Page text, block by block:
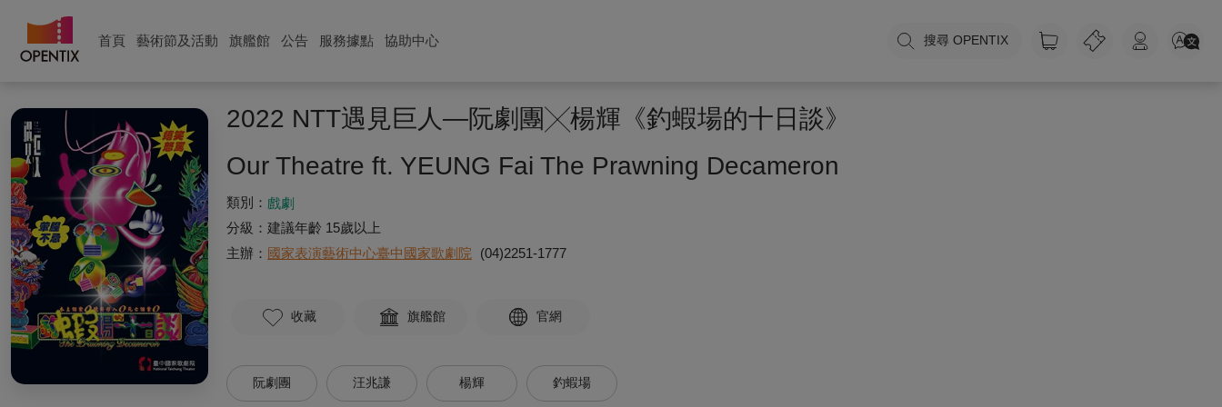
首頁 藝術節及活動 旗艦館 公告 服務據點 協助中心 搜尋 OPENTIX
2022 NTT遇見巨人—阮劇團╳楊輝《釣蝦場的十日談》
Our Theatre ft. YEUNG Fai The Prawning Decameron
類別： 戲劇
分級： 建議年齡 15歲以上
主辦： 國家表演藝術中心臺中國家歌劇院 (04)2251-1777
收藏 旗艦館 官網
阮劇團 汪兆謙 楊輝 釣蝦場